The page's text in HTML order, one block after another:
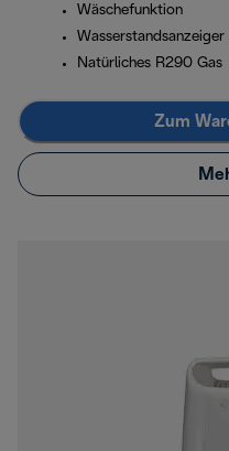
Wäschefunktion
Wasserstandsanzeiger
Natürliches R290 Gas
Zum